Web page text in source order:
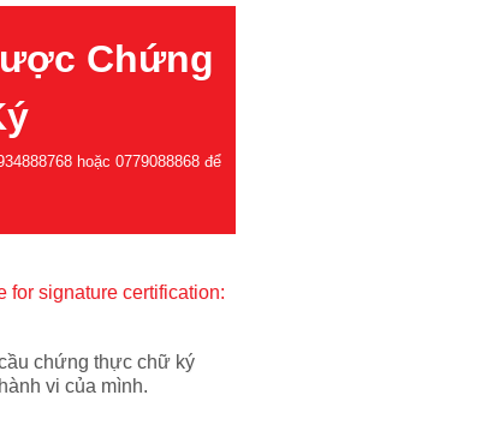
Chứng
hoặc 0779088868 để
for signature certification:
chứng thực chữ ký
vi của mình.